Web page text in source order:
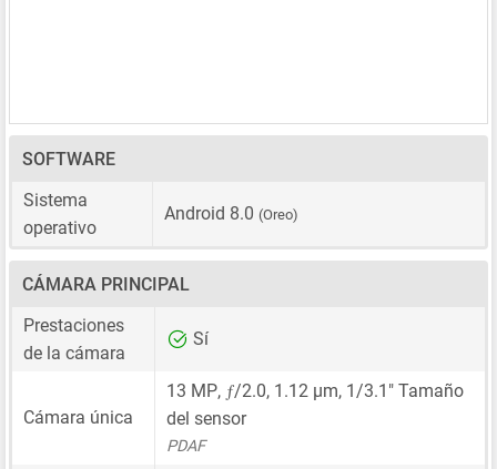
SOFTWARE
Sistema
operativo
Android 8.0 (Oreo)
CÁMARA PRINCIPAL
Prestaciones
de la cámara
Sí
Cámara única
13 MP, ƒ/2.0, 1.12 μm, 1/3.1" Tamaño
del sensor
PDAF